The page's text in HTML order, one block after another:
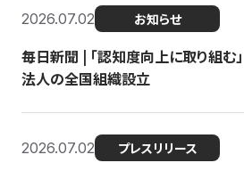
2026.07.02 お知らせ
毎日新聞 | 「認知度向上に取り組む
法人の全国組織設立
2026.07.02 プレスリリース